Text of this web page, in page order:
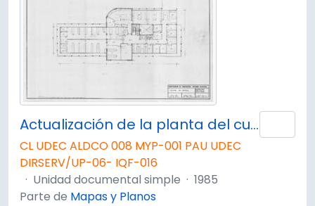
Actualización de la planta del cuarto piso de la Facultad de Farmacia. Plano 4 de 4.
CL UDEC ALDCO 008 MYP-001 PAU UDEC
DIRSERV/UP-06- IQF-016
· Unidad documental simple · 1985
Parte de Mapas y Planos